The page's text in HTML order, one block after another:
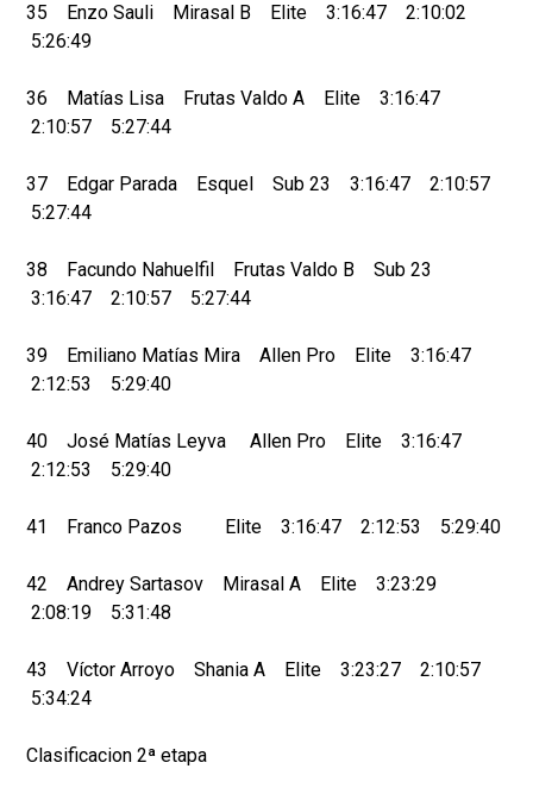
35 Enzo Sauli Mirasal B Elite 3:16:47 2:10:02
5:26:49
36 Matías Lisa Frutas Valdo A Elite 3:16:47
2:10:57 5:27:44
37 Edgar Parada Esquel Sub 23 3:16:47 2:10:57
5:27:44
38 Facundo Nahuelfil Frutas Valdo B Sub 23
3:16:47 2:10:57 5:27:44
39 Emiliano Matías Mira Allen Pro Elite 3:16:47
2:12:53 5:29:40
40 José Matías Leyva Allen Pro Elite 3:16:47
2:12:53 5:29:40
41 Franco Pazos Elite 3:16:47 2:12:53 5:29:40
42 Andrey Sartasov Mirasal A Elite 3:23:29
2:08:19 5:31:48
43 Víctor Arroyo Shania A Elite 3:23:27 2:10:57
5:34:24
Clasificacion 2ª etapa